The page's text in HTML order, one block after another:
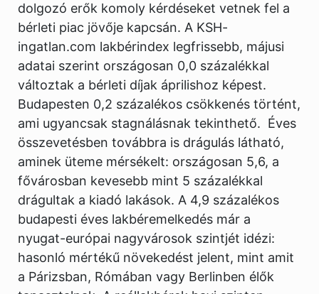
dolgozó erők komoly kérdéseket vetnek fel a
bérleti piac jövője kapcsán. A KSH-
ingatlan.com lakbérindex legfrissebb, májusi
adatai szerint országosan 0,0 százalékkal
változtak a bérleti díjak áprilishoz képest.
Budapesten 0,2 százalékos csökkenés történt,
ami ugyancsak stagnálásnak tekinthető. Éves
összevetésben továbbra is drágulás látható,
aminek üteme mérsékelt: országosan 5,6, a
fővárosban kevesebb mint 5 százalékkal
drágultak a kiadó lakások. A 4,9 százalékos
budapesti éves lakbéremelkedés már a
nyugat-európai nagyvárosok szintjét idézi:
hasonló mértékű növekedést jelent, mint amit
a Párizsban, Rómában vagy Berlinben élők